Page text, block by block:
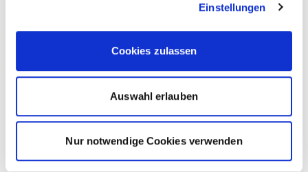
Einstellungen
Cookies zulassen
Auswahl erlauben
Nur notwendige Cookies verwenden